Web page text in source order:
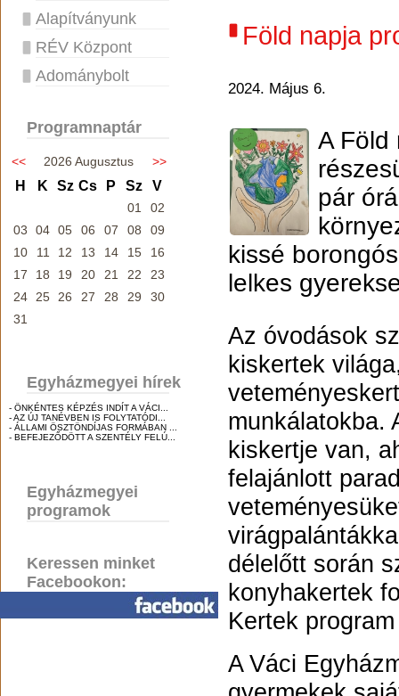
Alapítványunk
RÉV Központ
Adománybolt
Programnaptár
<< 2026 Augusztus >>
H K Sz Cs P Sz V
01
02
03
04 05 06 07 08
09
10
11 12 13 14 15
16
17
18 19 20 21 22
23
24
25 26 27 28 29
30
31
Egyházmegyei hírek
- ÖNKÉNTES KÉPZÉS INDÍT A VÁCI...
- AZ ÚJ TANÉVBEN IS FOLYTATÓDI...
- ÁLLAMI ÖSZTÖNDÍJAS FORMÁBAN ...
- BEFEJEZŐDÖTT A SZENTÉLY FELÚ...
Egyházmegyei
programok
Keressen minket
Facebookon:
Föld napja
2024. Május 6.
A Föld
pár
kissé
lelkes
Az óvodások
kiskertek
munkálatokba.
kiskertje van,
felajánlott
délelőtt során
konyhakertek
Kertek
A Váci